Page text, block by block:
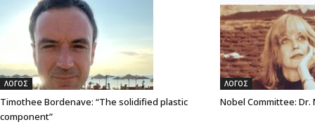
ΛΟΓΟΣ
Timothee Bordenave: “The solidified plastic
component”
ΛΟΓΟΣ
Nobel Committee: Dr.